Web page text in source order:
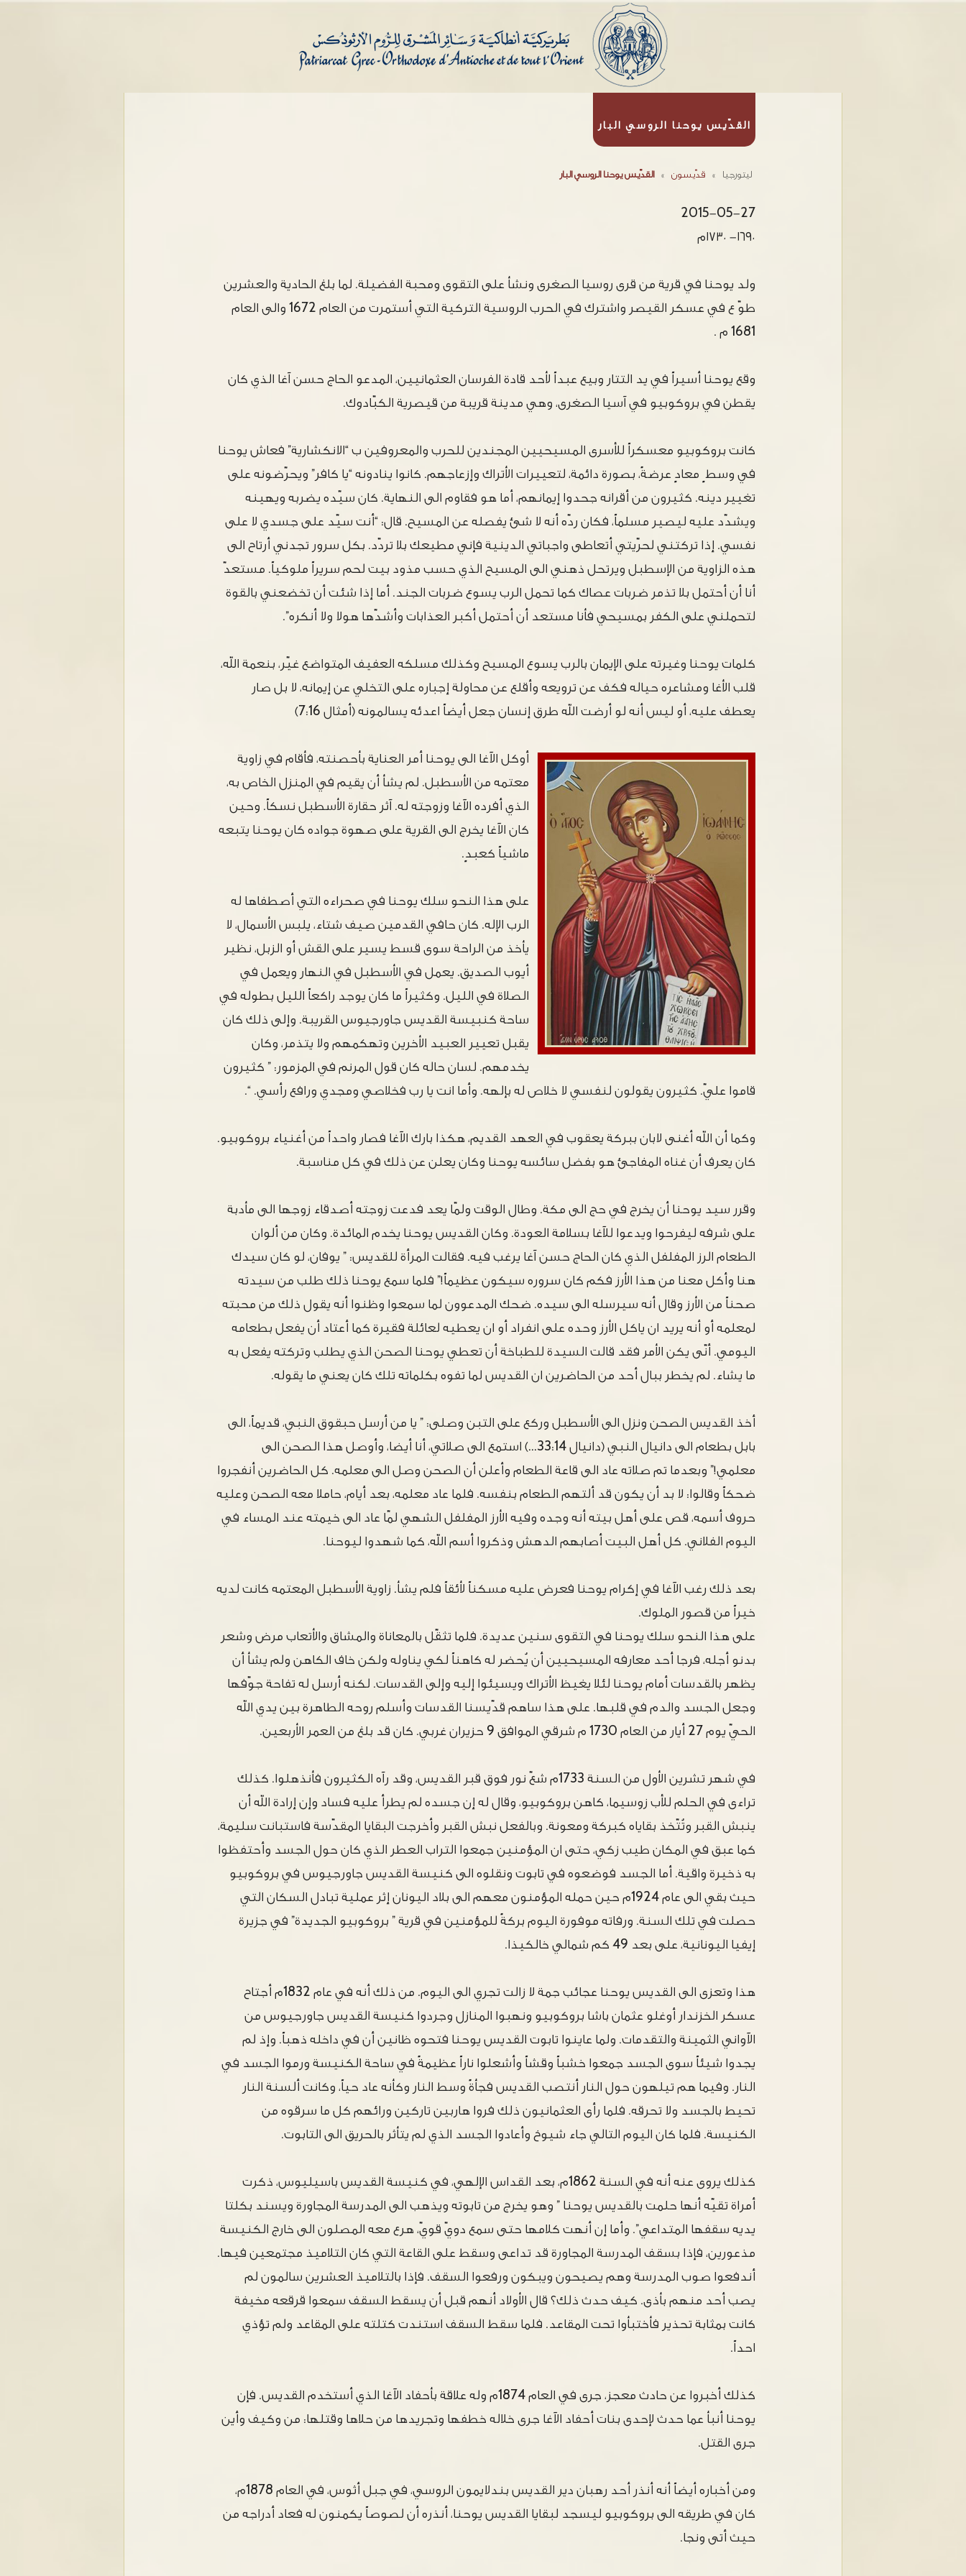
القدّيس يوحنا الروسي البار
ليتورجيا » قدّيسون » القدّيس يوحنا الروسي البار
2015-05-27
١٦٩٠- ١٧٣٠م
ولد يوحنا في قرية من قرى روسيا الصغرى ونشأ على التقوى ومحبة الفضيلة. لما بلغ الحادية والعشرين
طوّ ع في عسكر القيصر واشترك في الحرب الروسية التركية التي أستمرت من العام 1672 والى العام
1681 م .
وقع يوحنا أسيراً في يد التتار وبيع عبداً لأحد قادة الفرسان العثمانيين، المدعو الحاج حسن آغا الذي كان
يقطن في بروكوبيو في آسيا الصغرى، وهي مدينة قريبة من قيصرية الكبّادوك.
كانت بروكوبيو معسكراً للأسرى المسيحيين المجندين للحرب والمعروفين ب “الانكشارية” فعاش يوحنا
في وسط ٍ معادٍ عرضةً، بصورة دائمة، لتعييرات الأتراك وإزعاجهم. كانوا ينادونه “يا كافر” ويحرّضونه على
تغيير دينه. كثيرون من أقرانه جحدوا إيمانهم، أما هو فقاوم الى النهاية. كان سيّده يضربه ويهينه
ويشدّد عليه ليصير مسلماً، فكان ردّه أنه لا شئ يفصله عن المسيح. قال: “أنت سيّد على جسدي لا على
نفسي. إذا تركتني لحرّيتي أتعاطى واجباتي الدينية فإني مطيعك بلا تردّد. بكل سرور تجدني أرتاح الى
هذه الزاوية من الإسطبل ويرتحل ذهني الى المسيح الذي حسب مذود بيت لحم سريراً ملوكياً. مستعدّ
أنا أن أحتمل بلا تذمر ضربات عصاك كما تحمل الرب يسوع ضربات الجند. أما إذا شئت أن تخضعني بالقوة
لتحملني على الكفر بمسيحي فأنا مستعد أن أحتمل أكبر العذابات وأشدّها هولا ولا أنكره”.
كلمات يوحنا وغيرته على الإيمان بالرب يسوع المسيح وكذلك مسلكه العفيف المتواضع غيّر، بنعمة الله،
قلب الأغا ومشاعره حياله فكف عن ترويعه وأقلع عن محاولة إجباره على التخلي عن إيمانه، لا بل صار
يعطف عليه، أو ليس أنه لو أرضت الله طرق إنسان جعل أيضاً اعدئه يسالمونه (أمثال 7:16)
أوكل الآغا الى يوحنا أمر العناية بأحصنته، فأقام في زاوية
معتمه من الأسطبل. لم يشأ أن يقيم في المنزل الخاص به،
الذي أفرده الآغا وزوجته له. آثر حقارة الأسطبل نسكاً. وحين
كان الآغا يخرج الى القرية على صهوة جواده كان يوحنا يتبعه
ماشياً كعبدٍ.
على هذا النحو سلك يوحنا في صحراءه التي أصطفاها له
الرب الإله. كان حافي القدمين صيف شتاء، يلبس الأسمال، لا
يأخذ من الراحة سوى قسط يسير على القش أو الزبل، نظير
أيوب الصديق. يعمل في الأسطبل في النهار ويعمل في
الصلاة في الليل. وكثيراً ما كان يوجد راكعاً الليل بطوله في
ساحة كنبيسة القديس جاورجيوس القريبة. وإلى ذلك كان
يقبل تعيير العبيد الأخرين وتهكمهم ولا يتذمر، وكان
يخدمهم. لسان حاله كان قول المرنم في المزمور: ” كثيرون
قاموا عليّ. كثيرون يقولون لنفسي لا خلاص له بإلهه. وأما انت يا رب فخلاصي ومجدي ورافع رأسي. “.
وكما أن الله أغنى لابان ببركة يعقوب في العهد القديم، هكذا بارك الآغا فصار واحداً من أغنياء بروكوبيو.
كان يعرف أن غناه المفاجئ هو بفضل سائسه يوحنا وكان يعلن عن ذلك في كل مناسبة.
وقرر سيد يوحنا أن يخرج في حج الى مكة. وطال الوقت ولمّا يعد فدعت زوجته أصدقاء زوجها الى مأدبة
على شرفه ليفرحوا ويدعوا للآغا بسلامة العودة. وكان القديس يوحنا يخدم المائدة. وكان من ألوان
الطعام الرز المفلفل الذي كان الحاج حسن آغا يرغب فيه. فقالت المرأة للقديس: ” يوفان، لو كان سيدك
هنا وأكل معنا من هذا الأرز فكم كان سروره سيكون عظيماً!” فلما سمع يوحنا ذلك طلب من سيدته
صحناً من الأرز وقال أنه سيرسله الى سيده. ضحك المدعوون لما سمعوا وظنوا أنه يقول ذلك من محبته
لمعلمه أو أنه يريد ان ياكل الأرز وحده على انفراد أو ان يعطيه لعائلة فقيرة كما أعتاد أن يفعل بطعامه
اليومي. أنّى يكن الأمر فقد قالت السيدة للطباخة أن تعطي يوحنا الصحن الذي يطلب وتركته يفعل به
ما يشاء. لم يخطر ببال أحد من الحاضرين ان القديس لما تفوه بكلماته تلك كان يعني ما يقوله.
أخذ القديس الصحن ونزل الى الأسطبل وركع على التبن وصلى: ” يا من أرسل حبقوق النبي، قديماً، الى
بابل بطعام الى دانيال النبي (دانيال 33:14…) استمع الى صلاتي، أنا أيضا، وأوصل هذا الصحن الى
معلمي!” وبعدما تم صلاته عاد الى قاعة الطعام وأعلن أن الصحن وصل الى معلمه. كل الحاضرين أنفجروا
ضحكاً وقالوا: لا بد أن يكون قد ألتهم الطعام بنفسه. فلما عاد معلمه، بعد أيام، حاملا معه الصحن وعليه
حروف أسمه، قص على أهل بيته أنه وجده وفيه الأرز المفلفل الشهي لمّا عاد الى خيمته عند المساء في
اليوم الفلاني. كل أهل البيت أصابهم الدهش وذكروا أسم الله، كما شهدوا ليوحنا.
بعد ذلك رغب الآغا في إكرام يوحنا فعرض عليه مسكناً لأئقاً فلم يشأ. زاوية الأسطبل المعتمه كانت لديه
خيراً من قصور الملوك.
على هذا النحو سلك يوحنا في التقوى سنين عديدة. فلما تثقّل بالمعاناة والمشاق والأتعاب مرض وشعر
بدنو أجله، فرجا أحد معارفه المسيحيين أن يُحضر له كاهناً لكي يناوله ولكن خاف الكاهن ولم يشأ أن
يظهر بالقدسات أمام يوحنا لئلا يغيظ الأتراك ويسيئوا إليه وإلى القدسات. لكنه أرسل له تفاحة جوّفها
وجعل الجسد والدم في قلبها. على هذا ساهم قدّيسنا القدسات وأسلم روحه الطاهرة بين يدي الله
الحيّ يوم 27 أيار من العام 1730 م شرقي الموافق 9 حزيران غربي. كان قد بلغ من العمر الأربعين.
في شهر تشرين الأول من السنة 1733م شعّ نور فوق قبر القديس، وقد رآه الكثيرون فأنذهلوا. كذلك
تراءى في الحلم للأب زوسيما، كاهن بروكوبيو، وقال له إن جسده لم يطرأ عليه فساد وإن إرادة الله أن
ينبش القبر وتُتّخذ بقاياه كبركة ومعونة. وبالفعل نبش القبر وأخرجت البقايا المقدّسة فاستبانت سليمة،
كما عبق في المكان طيب زكي، حتى ان المؤمنين جمعوا التراب العطر الذي كان حول الجسد وأحتفظوا
به ذخيرة واقية. أما الجسد فوضعوه في تابوت ونقلوه الى كنيسة القديس جاورجيوس في بروكوبيو
حيث بقي الى عام 1924م حين حمله المؤمنون معهم الى بلاد اليونان إثر عملية تبادل السكان التي
حصلت في تلك السنة. ورفاته موفورة اليوم بركةً للمؤمنين في قرية ” بروكوبيو الجديدة” في جزيرة
إيفيا اليونانية، على بعد 49 كم شمالي خالكيذا.
هذا وتعزى الى القديس يوحنا عجائب جمة لا زالت تجري الى اليوم. من ذلك أنه في عام 1832م أجتاح
عسكر الخزندار أوغلو عثمان باشا بروكوبيو ونهبوا المنازل وجردوا كنيسة القديس جاورجيوس من
الآواني الثمينة والتقدمات. ولما عاينوا تابوت القديس يوحنا فتحوه ظانين أن في داخله ذهباً. وإذ لم
يجدوا شيئاً سوى الجسد جمعوا خشباً وقشاً وأشعلوا ناراً عظيمةً في ساحة الكنيسة ورموا الجسد في
النار. وفيما هم تيلهون حول النار أنتصب القديس فجأةً وسط النار وكأنه عاد حياً، وكانت ألسنة النار
تحيط بالجسد ولا تحرقه. فلما رأى العثمانيون ذلك فروا هاربين تاركين ورائهم كل ما سرقوه من
الكنيسة. فلما كان اليوم التالي جاء شيوخ وأعادوا الجسد الذي لم يتأثر بالحريق الى التابوت.
كذلك يروى عنه أنه في السنة 1862م، بعد القداس الإلهي، في كنيسة القديس باسيليوس، ذكرت
أمراة تقيّه أنها حلمت بالقديس يوحنا ” وهو يخرج من تابوته ويذهب الى المدرسة المجاورة ويسند بكلتا
يديه سقفها المتداعي”. وأما إن أنهت كلامها حتى سمع دويّ قويّ، هرع معه المصلون الى خارج الكنيسة
مذعورين، فإذا بسقف المدرسة المجاورة قد تداعى وسقط على القاعة التي كان التلاميذ مجتمعين فيها.
أندفعوا صوب المدرسة وهم يصيحون ويبكون ورفعوا السقف. فإذا بالتلاميذ العشرين سالمون لم
يصب أحد منهم بأذى. كيف حدث ذلك؟ قال الأولاد أنهم قبل أن يسقط السقف سمعوا قرقعه مخيفة
كانت بمثابة تحذير فأختبأوا تحت المقاعد. فلما سقط السقف استندت كتلته على المقاعد ولم تؤذي
احداً.
كذلك أخبروا عن حادث معجز، جرى في العام 1874م وله علاقة بأحفاد الآغا الذي أستخدم القديس. فإن
يوحنا أنبأ عما حدث لإحدى بنات أحفاد الآغا جرى خلاله خطفها وتجريدها من حلاها وقتلها: من وكيف وأين
جرى القتل.
ومن أخباره أيضاً أنه أنذر أحد رهبان دير القديس بندلايمون الروسي، في جبل أثوس، في العام 1878م،
كان في طريقه الى بروكوبيو ليسجد لبقايا القديس يوحنا، أنذره أن لصوصاً يكمنون له فعاد أدراجه من
حيث أتى ونجا.